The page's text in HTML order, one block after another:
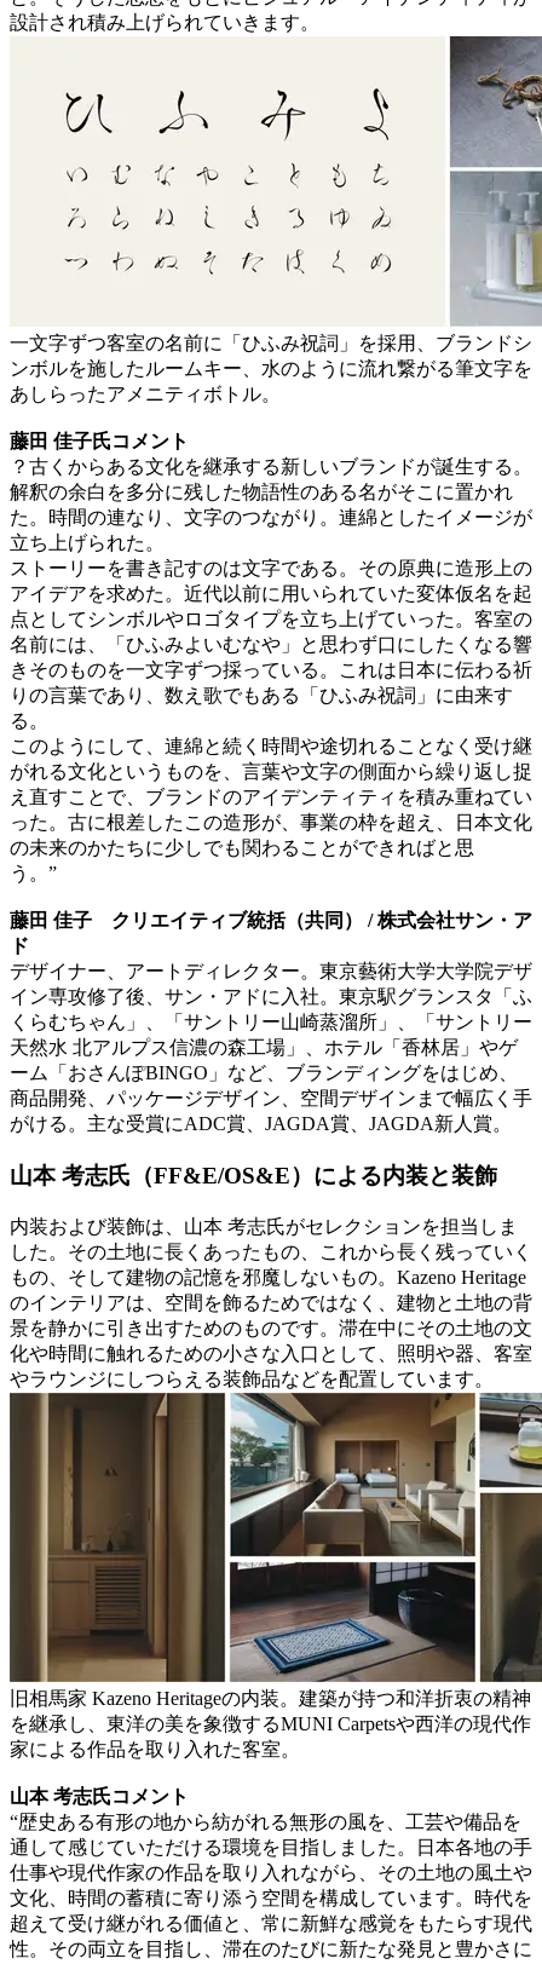
設計され積み上げられていきます。
一文字ずつ客室の名前に「ひふみ祝詞」を採用、ブランドシ
ンボルを施したルームキー、水のように流れ繋がる筆文字を
あしらったアメニティボトル。
藤田 佳子氏コメント
？古くからある文化を継承する新しいブランドが誕生する。
解釈の余白を多分に残した物語性のある名がそこに置かれ
た。時間の連なり、文字のつながり。連綿としたイメージが
立ち上げられた。
ストーリーを書き記すのは文字である。その原典に造形上の
アイデアを求めた。近代以前に用いられていた変体仮名を起
点としてシンボルやロゴタイプを立ち上げていった。客室の
名前には、「ひふみよいむなや」と思わず口にしたくなる響
きそのものを一文字ずつ採っている。これは日本に伝わる祈
りの言葉であり、数え歌でもある「ひふみ祝詞」に由来す
る。
このようにして、連綿と続く時間や途切れることなく受け継
がれる文化というものを、言葉や文字の側面から繰り返し捉
え直すことで、ブランドのアイデンティティを積み重ねてい
った。古に根差したこの造形が、事業の枠を超え、日本文化
の未来のかたちに少しでも関わることができればと思
う。”
藤田 佳子 クリエイティブ統括（共同） / 株式会社サン・ア
ド
デザイナー、アートディレクター。東京藝術大学大学院デザ
イン専攻修了後、サン・アドに入社。東京駅グランスタ「ふ
くらむちゃん」、「サントリー山崎蒸溜所」、「サントリー
天然水 北アルプス信濃の森工場」、ホテル「香林居」やゲ
ーム「おさんぽBINGO」など、ブランディングをはじめ、
商品開発、パッケージデザイン、空間デザインまで幅広く手
がける。主な受賞にADC賞、JAGDA賞、JAGDA新人賞。
山本 考志氏（FF&E/OS&E）による内装と装飾
内装および装飾は、山本 考志氏がセレクションを担当しま
した。その土地に長くあったもの、これから長く残っていく
もの、そして建物の記憶を邪魔しないもの。Kazeno Heritage
のインテリアは、空間を飾るためではなく、建物と土地の背
景を静かに引き出すためのものです。滞在中にその土地の文
化や時間に触れるための小さな入口として、照明や器、客室
やラウンジにしつらえる装飾品などを配置しています。
旧相馬家 Kazeno Heritageの内装。建築が持つ和洋折衷の精神
を継承し、東洋の美を象徴するMUNI Carpetsや西洋の現代作
家による作品を取り入れた客室。
山本 考志氏コメント
“歴史ある有形の地から紡がれる無形の風を、工芸や備品を
通して感じていただける環境を目指しました。日本各地の手
仕事や現代作家の作品を取り入れながら、その土地の風土や
文化、時間の蓄積に寄り添う空間を構成しています。時代を
超えて受け継がれる価値と、常に新鮮な感覚をもたらす現代
性。その両立を目指し、滞在のたびに新たな発見と豊かさに